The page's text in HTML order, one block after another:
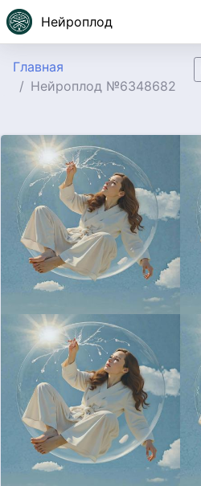
Нейроплод
Главная
Нейроплод №6348682